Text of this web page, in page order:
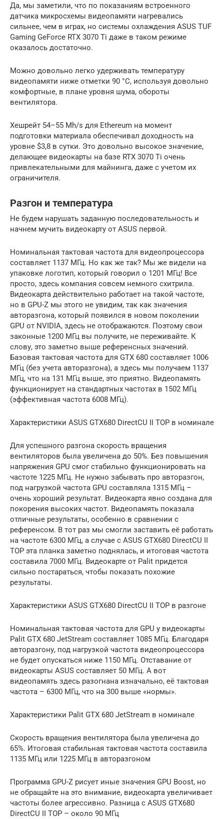
Да, мы заметили, что по показаниям встроенного
датчика микросхемы видеопамяти нагревались
сильнее, чем в играх, но системы охлаждения ASUS TUF
Gaming GeForce RTX 3070 Ti даже в таком режиме
оказалось достаточно.
Можно довольно легко удерживать температуру
видеопамяти ниже отметки 90 °C, используя довольно
комфортные, в плане уровня шума, обороты
вентилятора.
Хешрейт 54–55 Mh/s для Ethereum на момент
подготовки материала обеспечивал доходность на
уровне $3,8 в сутки. Это довольно высокое значение,
делающее видеокарты на базе RTX 3070 Ti очень
привлекательными для майнинга, даже с учетом их
ограничителя.
Разгон и температура
Не будем нарушать заданную последовательность и
начнем мучить видеокарту от ASUS первой.
Номинальная тактовая частота для видеопроцессора
составляет 1137 МГц. Но как же так? Мы же видели на
упаковке логотип, который говорил о 1201 МГц! Все
просто, здесь компания совсем немного схитрила.
Видеокарта действительно работает на такой частоте,
но в GPU-Z мы этого не увидим, так как значения
авторазгона, который появился в новом поколении
GPU от NVIDIA, здесь не отображаются. Поэтому свои
законные 1200 МГц вы получите, не переживайте. К
слову, это заметно выше референсных значений.
Базовая тактовая частота для GTX 680 составляет 1006
МГц (без учета авторазгона), а здесь мы получаем 1137
МГц, что на 131 МГц выше, это приятно. Видеопамять
функционирует на стандартных частотах в 1502 МГц
(эффективная частота 6008 МГц).
Характеристики ASUS GTX680 DirectCU II TOP в номинале
Для успешного разгона скорость вращения
вентиляторов была увеличена до 50%. Без повышения
напряжения GPU смог стабильно функционировать на
частоте 1225 МГц. Не нужно забывать про авторазгон,
под нагрузкой частота GPU составляла 1315 МГц –
очень хороший результат. Видеокарта явно создана для
покорения высоких частот. Видеопамять показала
отличные результаты, особенно в сравнении с
референсом. В тот раз мы смогли заставить её работать
на частоте 6300 МГц, а случае с ASUS GTX680 DirectCU II
TOP эта планка заметно поднялась, и итоговая частота
составила 7000 МГц. Видеокарте от Palit придется
сильно постараться, чтобы показать похожие
результаты.
Характеристики ASUS GTX680 DirectCU II TOP в разгоне
Номинальная тактовая частота для GPU у видеокарты
Palit GTX 680 JetStream составляет 1085 МГц. Благодаря
авторазгону, под нагрузкой частота видеопроцессора
не будет опускаться ниже 1150 МГц. Отставание от
видеокарты ASUS составляет 50 МГц. А вот
видеопамять здесь разогнана изначально, её тактовая
частота – 6300 МГц, что на 300 выше «нормы».
Характеристики Palit GTX 680 JetStream в номинале
Скорость вращения вентилятора была увеличена до
65%. Итоговая стабильная тактовая частота составила
1135 МГц или 1225 МГц в авторазгоном
Программа GPU-Z рисует иные значения GPU Boost, но
не обращайте на это внимание, видеокарта увеличивает
частоты более агрессивно. Разница с ASUS GTX680
DirectCU II TOP – около 90 МГц